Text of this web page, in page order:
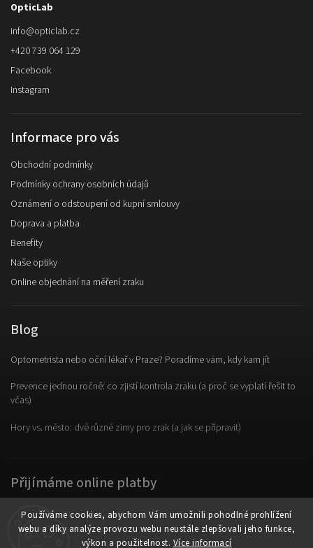
Používáme cookies, abychom Vám umožnili pohodlné prohlížení
webu a díky analýze provozu webu neustále zlepšovali jeho funkce,
výkon a použitelnost. Více informací
OpticLab
info@opticlab.cz
+420 739 064 129
Facebook
Instagram
Informace pro vás
Obchodní podmínky
Podmínky ochrany osobních údajů
Oznámení o odstoupení od kupní smlouvy
Doprava a platba
Benefity
Naše optiky
Online objednání na měření zraku
Blog
Optometrista nebo oční lékař v Praze? Poradíme vám, kdy kam jít
Prevence jednou ročně: co zjistí kontrola zraku (a proč se vyplatí řešit to
včas)
Hory vs. město: dvě různé zimy pro zrak (a jak se připravit)
Přijímáme online platby